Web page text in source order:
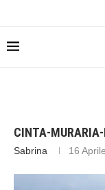
CINTA-MURARIA-
Sabrina 16